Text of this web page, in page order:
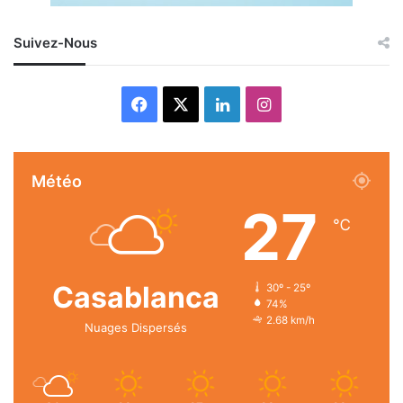
Suivez-Nous
Facebook LinkedinInstagram
Météo
Casablanca
Nuages Dispersés
27 ℃
30º - 25º
74%
2.68 km/h